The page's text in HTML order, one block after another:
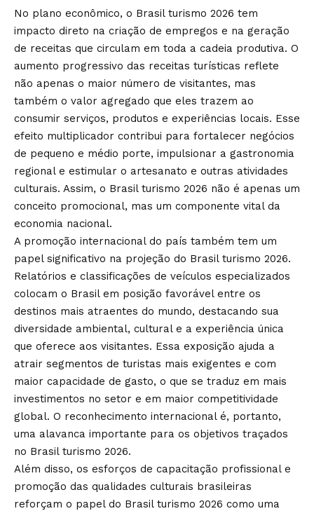
No plano econômico, o Brasil turismo 2026 tem
impacto direto na criação de empregos e na geração
de receitas que circulam em toda a cadeia produtiva. O
aumento progressivo das receitas turísticas reflete
não apenas o maior número de visitantes, mas
também o valor agregado que eles trazem ao
consumir serviços, produtos e experiências locais. Esse
efeito multiplicador contribui para fortalecer negócios
de pequeno e médio porte, impulsionar a gastronomia
regional e estimular o artesanato e outras atividades
culturais. Assim, o Brasil turismo 2026 não é apenas um
conceito promocional, mas um componente vital da
economia nacional.
A promoção internacional do país também tem um
papel significativo na projeção do Brasil turismo 2026.
Relatórios e classificações de veículos especializados
colocam o Brasil em posição favorável entre os
destinos mais atraentes do mundo, destacando sua
diversidade ambiental, cultural e a experiência única
que oferece aos visitantes. Essa exposição ajuda a
atrair segmentos de turistas mais exigentes e com
maior capacidade de gasto, o que se traduz em mais
investimentos no setor e em maior competitividade
global. O reconhecimento internacional é, portanto,
uma alavanca importante para os objetivos traçados
no Brasil turismo 2026.
Além disso, os esforços de capacitação profissional e
promoção das qualidades culturais brasileiras
reforçam o papel do Brasil turismo 2026 como uma